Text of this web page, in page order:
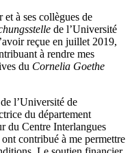
à ses collègues de
de l’Université
reçue en juillet 2019,
à rendre mes
du Cornelia Goethe
l’Université de
du département
du Centre Interlangues
contribué à me permettre